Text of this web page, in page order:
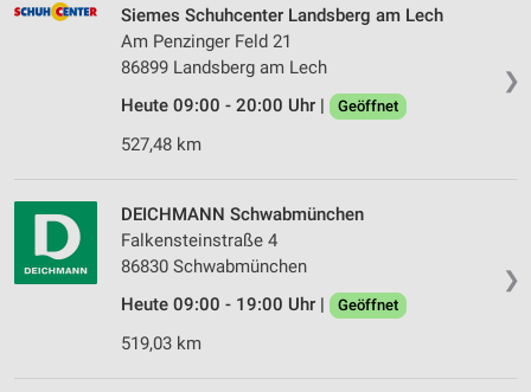
❯
Siemes Schuhcenter Landsberg am Lech
Am Penzinger Feld 21
86899 Landsberg am Lech
Heute 09:00 - 20:00 Uhr |
Geöffnet
527,48 km
❯
DEICHMANN Schwabmünchen
Falkensteinstraße 4
86830 Schwabmünchen
Heute 09:00 - 19:00 Uhr |
Geöffnet
519,03 km